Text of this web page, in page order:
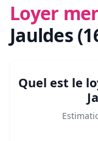
Loyer
Jauldes
Quel est le